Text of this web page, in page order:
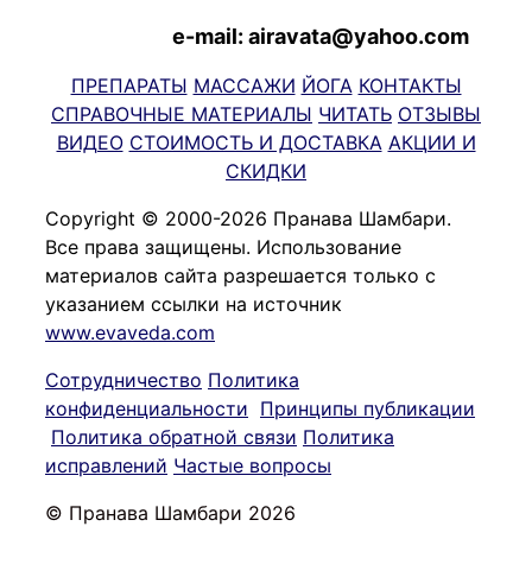
e-mail: airavata@yahoo.com
ПРЕПАРАТЫ МАССАЖИ ЙОГА КОНТАКТЫ
СПРАВОЧНЫЕ МАТЕРИАЛЫ ЧИТАТЬ ОТЗЫВЫ
ВИДЕО СТОИМОСТЬ И ДОСТАВКА АКЦИИ И
СКИДКИ
Copyright © 2000-2026 Пранава Шамбари.
Все права защищены. Использование
материалов сайта разрешается только с
указанием ссылки на источник
www.evaveda.com
Сотрудничество Политика
конфиденциальности Принципы публикации
Политика обратной связи Политика
исправлений Частые вопросы
© Пранава Шамбари 2026